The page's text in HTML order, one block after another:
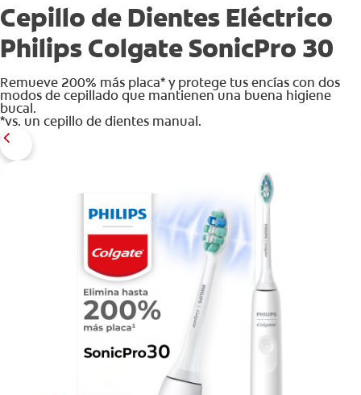
SUSCRÍBASE
Cepillo de Dientes Eléctrico
Philips Colgate SonicPro 30
Remueve 200% más placa* y protege tus encías con dos
modos de cepillado que mantienen una buena higiene
bucal.
*vs. un cepillo de dientes manual.